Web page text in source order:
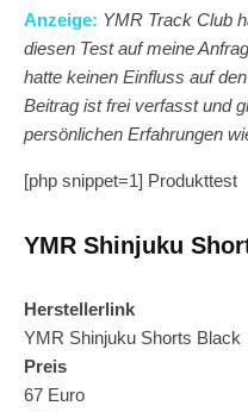
Anzeige: YMR Track Club
diesen Test auf meine
hatte keinen Einfluss auf
Beitrag ist frei verfasst und
persönlichen Erfahrungen
[php snippet=1] Produkttest
YMR Shinjuku
Herstellerlink
YMR Shinjuku Shorts Black
Preis
67 Euro